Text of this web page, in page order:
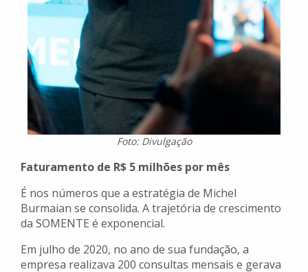
Foto: Divulgação
Faturamento de R$ 5 milhões por mês
É nos números que a estratégia de Michel
Burmaian se consolida. A trajetória de crescimento
da SOMENTE é exponencial.
Em julho de 2020, no ano de sua fundação, a
empresa realizava 200 consultas mensais e gerava